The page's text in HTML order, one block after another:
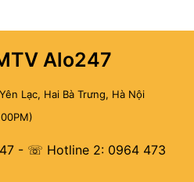
Alo247
Lạc, Hai Bà Trưng, Hà Nội
- ☏ Hotline 2: 0964 473